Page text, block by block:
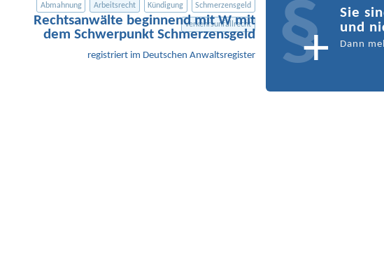
Rechtsanwälte beginnend mit W mit
dem Schwerpunkt Schmerzensgeld
registriert im Deutschen Anwaltsregister
Abmahnung
Arbeitsrecht Kündigung Schmerzensgeld
Verkehrsunfallrecht
Sie
und
Dann